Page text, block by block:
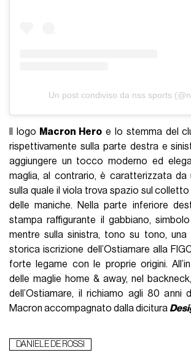
Un post condiviso da nss sports
Il logo Macron Hero e lo stemma del
rispettivamente sulla parte destra e
aggiungere un tocco moderno ed
maglia, al contrario, è caratterizzata da
sulla quale il viola trova spazio sul
delle maniche. Nella parte inferiore
stampa raffigurante il gabbiano,
mentre sulla sinistra, tono su tono,
storica iscrizione dell’Ostiamare alla
forte legame con le proprie origini.
delle maglie home & away, nel
dell’Ostiamare, il richiamo agli 80 anni
Macron accompagnato dalla dicitura
DANIELE DE ROSSI